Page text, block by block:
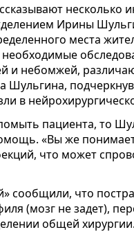
несколько
Ирины
места
и небомжей,
Шульгина,
в
пациента, то
«Вы же
что может
сообщили, что
(мозг не задет),
общей хирургии.